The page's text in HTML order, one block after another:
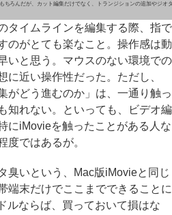
ちろんだが、カット編集だけでなく、トランジションの追加やジオ
タイムラインを編集する際、指で
のがとても楽なこと。操作感は動
いと思う。マウスのない環境での
に近い操作性だった。ただし、
がどう進むのか」は、一通り触っ
知れない。といっても、ビデオ編
にiMovieを触ったことがある人な
度ではあるが。
いという、Mac版iMovieと同じ
端末だけでここまでできることに
ルならば、買っておいて損はな